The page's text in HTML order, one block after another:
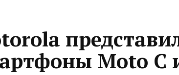
Moto C